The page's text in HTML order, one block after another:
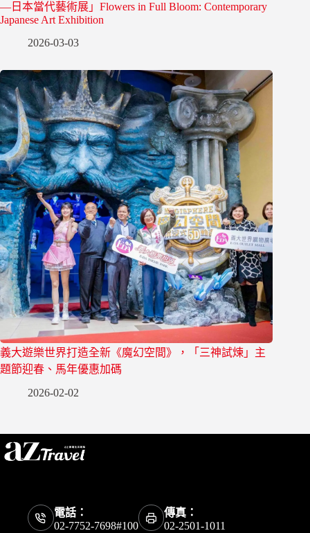
—日本當代藝術展」Flowers in Full Bloom: Contemporary
Japanese Art Exhibition
2026-03-03
義大遊樂世界打造全新《魔幻空間》，「三神試煉」主
題節迎春、馬年優惠加碼
2026-02-02
電話：
02-7752-7698#100
傳真：
02-2501-1011